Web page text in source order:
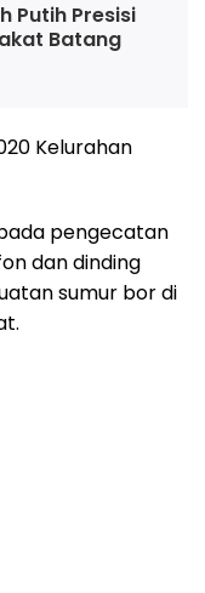
Putih Presisi
Batang
Kelurahan
pengecatan
dan dinding
sumur bor di